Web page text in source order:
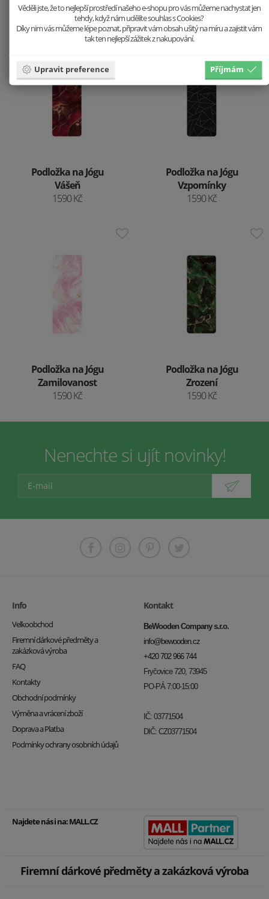
Podložka na Jógu
Vášeň
1590 Kč
Podložka na Jógu
Vzpomínky
1590 Kč
Podložka na Jógu
Zamilovanost
1590 Kč
Podložka na Jógu
Zrození
1590 Kč
Nenechte si ujít novinky!
Info
Velkoobchod
Firemní dárkové předměty a
zakázková výroba
FAQ
Kontakty
Obchodní podmínky
Výměna a vrácení zboží
Doprava a Platba
Podmínky ochrany osobních údajů
Kontakt
BeWooden Company s.r.o.
info@bewooden.cz
+420 702 966 744
Fryčovice 720, 73945
PO-PÁ 7:00-15:00
IČ: 03771504
DIČ: CZ03771504
Najdete nás i na:MALL.CZ
Firemní dárkové předměty a zakázková výroba
Věděli jste, že to nejlepší prostředí našeho e-shopu pro vás můžeme nachystat jen
tehdy, když nám udělíte souhlas s Cookies?
Díky nim vás můžeme lépe poznat, připravit vám obsah ušitý na míru a zajistit vám
tak ten nejlepší zážitek z nakupování.
Upravit preference Příjmám